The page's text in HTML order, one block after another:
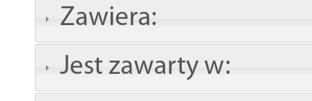
Zawiera:
Jest zawarty w: